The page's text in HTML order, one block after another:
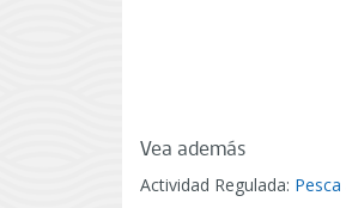
Vea además
Actividad Regulada: